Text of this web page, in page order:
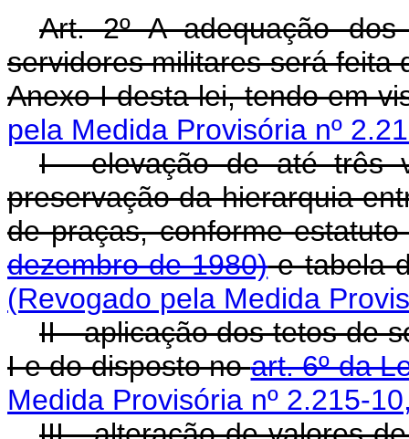
Art. 2º A adequação
servidores militares será feita
Anexo I desta lei, tendo em
pela Medida Provisória nº
I - elevação de até três
preservação da hierarquia
de praças, conforme
dezembro de 1980)e tabela
(Revogado pela Medida
II - aplicação dos tetos de
I e do disposto noart. 6º da
Medida Provisória nº 2.215-